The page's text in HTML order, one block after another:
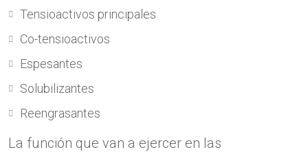
Tensioactivos principales
Co-tensioactivos
Espesantes
Solubilizantes
Reengrasantes
La función que van a ejercer en las